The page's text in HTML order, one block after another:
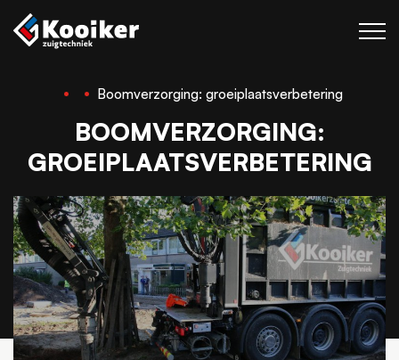
Zuigtechniek
Blaastechniek
Over Kooiker
Werken bij
Contact
Boomverzorging: groeiplaatsverbetering
BOOMVERZORGING:
GROEIPLAATSVERBETERING